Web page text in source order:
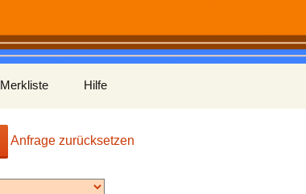
Merkliste Hilfe
Anfrage zurücksetzen